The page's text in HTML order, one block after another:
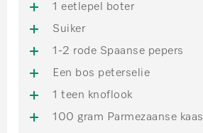
1 eetlepel boter
Suiker
1-2 rode Spaanse pepers
Een bos peterselie
1 teen knoflook
100 gram Parmezaanse kaas